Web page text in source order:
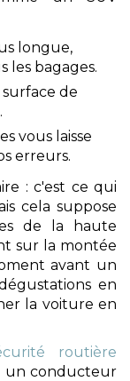
longue,
les bagages.
de
vous laisse
erreurs.
: c'est ce qui
cela suppose
de la haute
sur la montée
avant un
en
la voiture en
routière
un conducteur